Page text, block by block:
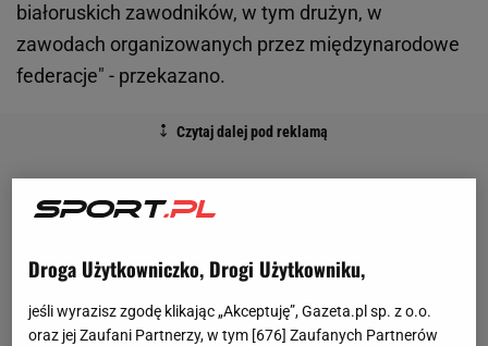
białoruskich zawodników, w tym drużyn, w
zawodach organizowanych przez międzynarodowe
federacje" - przekazano.
Droga Użytkowniczko, Drogi Użytkowniku,
jeśli wyrazisz zgodę klikając „Akceptuję”, Gazeta.pl sp. z o.o.
oraz jej Zaufani Partnerzy, w tym [676] Zaufanych Partnerów